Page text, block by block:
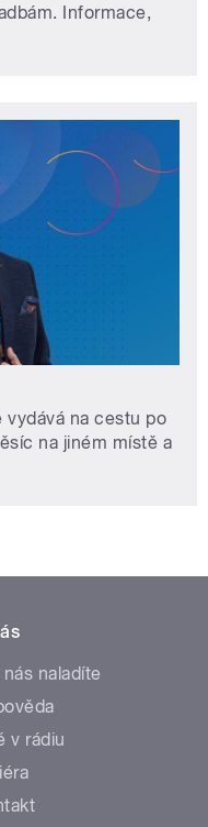
Informace,
vydává na cestu po
na jiném místě a
nás naladíte
v rádiu